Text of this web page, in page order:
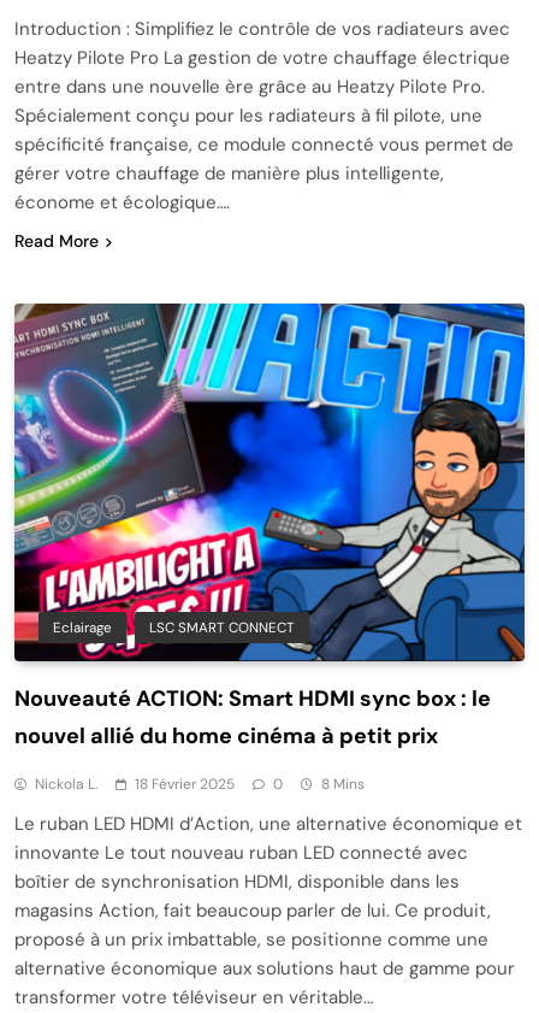
Introduction : Simplifiez le contrôle de vos radiateurs avec
Heatzy Pilote Pro La gestion de votre chauffage électrique
entre dans une nouvelle ère grâce au Heatzy Pilote Pro.
Spécialement conçu pour les radiateurs à fil pilote, une
spécificité française, ce module connecté vous permet de
gérer votre chauffage de manière plus intelligente,
économe et écologique….
Read More
Eclairage LSC SMART CONNECT
Nouveauté ACTION: Smart HDMI sync box : le
nouvel allié du home cinéma à petit prix
Nickola L. 18 Février 2025 0 8 Mins
Le ruban LED HDMI d’Action, une alternative économique et
innovante Le tout nouveau ruban LED connecté avec
boîtier de synchronisation HDMI, disponible dans les
magasins Action, fait beaucoup parler de lui. Ce produit,
proposé à un prix imbattable, se positionne comme une
alternative économique aux solutions haut de gamme pour
transformer votre téléviseur en véritable…